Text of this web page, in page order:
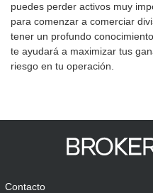
puedes perder activos muy
para comenzar a comerciar
tener un profundo
te ayudará a maximizar tus
riesgo en tu operación.
Contacto